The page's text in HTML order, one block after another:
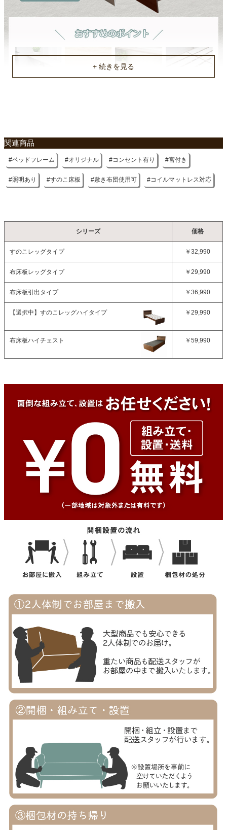
関連商品
ベッドフレーム オリジナル コンセント有り 宮付き
照明あり すのこ床板 敷き布団使用可 コイルマットレス対応
シリーズ 価格
すのこレッグタイプ ￥32,990
布床板レッグタイプ ￥29,990
布床板引出タイプ ￥36,990
【選択中】 すのこレッグハイタイプ ￥29,990
布床板ハイチェスト ￥59,990